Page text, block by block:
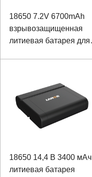
18650 7.2V 6700mAh
взрывозащищенная
литиевая батарея для
18650 14,4 В 3400 мАч
литиевая батарея